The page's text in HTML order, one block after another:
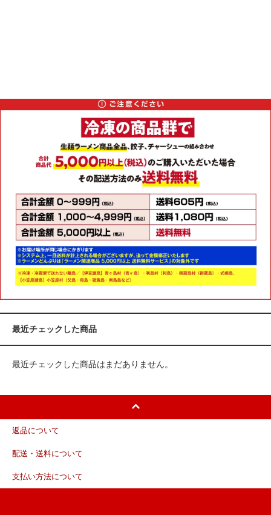
最近チェックした商品
最近チェックした商品はまだありません。
返品について
配送・送料について
支払い方法について